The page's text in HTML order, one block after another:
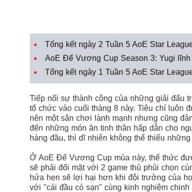
Tổng kết ngày 2 Tuần 5 AoE Star
AoE Đế Vương Cup Season 3: Yugi
Tổng kết ngày 1 Tuần 5 AoE Star
Tiếp nối sự thành công của những giải đấu
tổ chức vào cuối tháng 8 này. Tiêu chí luôn
nên một sân chơi lành mạnh nhưng cũng
đến những món ăn tinh thần hấp dẫn cho
hàng đầu, thì dĩ nhiên không thể thiếu
Ở AoE Đế Vương Cup mùa này, thể thức
sẽ phải đối mặt với 2 game thủ phủi chọn
hứa hẹn sẽ lợi hại hơn khi đội trưởng của
với "cái đầu có sạn" cùng kinh nghiệm